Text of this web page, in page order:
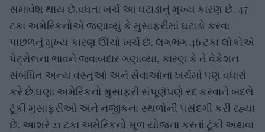
સમાવેશ થાય છે.વધતા ખર્ચ આ ઘટાડાનું મુખ્ય કારણ છે. 47
ટકા અમેરિકનોએ જણાવ્યું કે મુસાફરીમાં ઘટાડો કરવા
પાછળનું મુખ્ય કારણ ઊંચો ખર્ચ છે. લગભગ 46 ટકા લોકોએ
પેટ્રોલના ભાવને જવાબદાર ગણાવ્યા, કારણ કે તે વેકેશન
સંબંધિત અન્ય વસ્તુઓ અને સેવાઓના ખર્ચમાં પણ વધારો
કરે છે.ઘણા અમેરિકનો મુસાફરી સંપૂર્ણપણે રદ કરવાને બદલે
ટૂંકી મુસાફરીઓ અને નજીકના સ્થળોની પસંદગી કરી રહ્યા
છે. આશરે 21 ટકા અમેરિકનો મૂળ યોજના કરતાં ટૂંકી અથવા